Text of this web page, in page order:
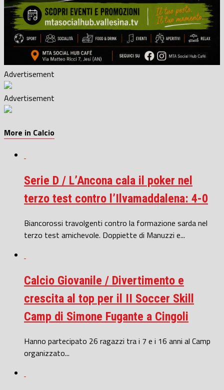
Advertisement
Advertisement
More in Calcio
Serie D / L’Ancona cala il poker nel
terzo test contro l’Ilvamaddalena: 4-0
Biancorossi travolgenti contro la formazione sarda nel
terzo test amichevole. Doppiette di Manuzzi e...
Calcio Giovanile / Divertimento e
crescita al top per il II Soccer Skill
Camp di Simone Fugante a Cingoli
Hanno partecipato 26 ragazzi tra i 7 e i 16 anni al Camp
organizzato...